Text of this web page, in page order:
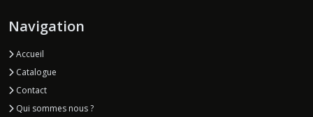
Navigation
Accueil
Catalogue
Contact
Qui sommes nous ?